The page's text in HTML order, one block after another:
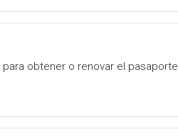
obtener o renovar el pasaporte